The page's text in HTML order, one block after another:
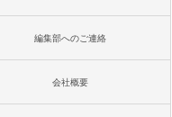
編集部へのご連絡
会社概要